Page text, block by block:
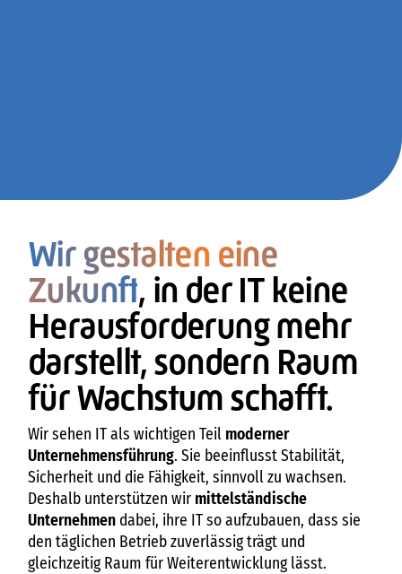
Wir gestalten eine
Zukunft, in der IT keine
Herausforderung mehr
darstellt, sondern Raum
für Wachstum schafft.
Wir sehen IT als wichtigen Teil moderner
Unternehmensführung. Sie beeinflusst Stabilität,
Sicherheit und die Fähigkeit, sinnvoll zu wachsen.
Deshalb unterstützen wir mittelständische
Unternehmen dabei, ihre IT so aufzubauen, dass sie
den täglichen Betrieb zuverlässig trägt und
gleichzeitig Raum für Weiterentwicklung lässt.